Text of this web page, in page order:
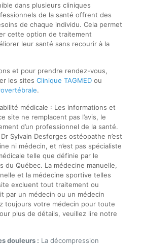
dans plusieurs cliniques
de la santé offrent des
de chaque individu. Cela permet
cette option de traitement
leur santé sans recourir à la
et pour prendre rendez-vous,
les sites Clinique TAGMEDou
.
médicale : Les informations et
site ne remplacent pas l’avis, le
d’un professionnel de la santé.
Sylvain Desforges ostéopathe n’est
ni médecin, et n’est pas spécialiste
telle que définie par le
du Québec. La médecine manuelle,
et la médecine sportive telles
excluent tout traitement ou
par un médecin ou un médecin
toujours votre médecin pour toute
plus de détails, veuillez lire notre
douleurs : La décompression